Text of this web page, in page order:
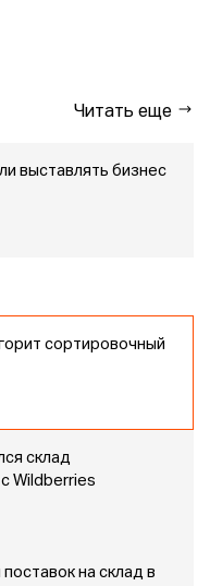
Читать еще
выставлять бизнес
сортировочный
склад
Wildberries
на склад в